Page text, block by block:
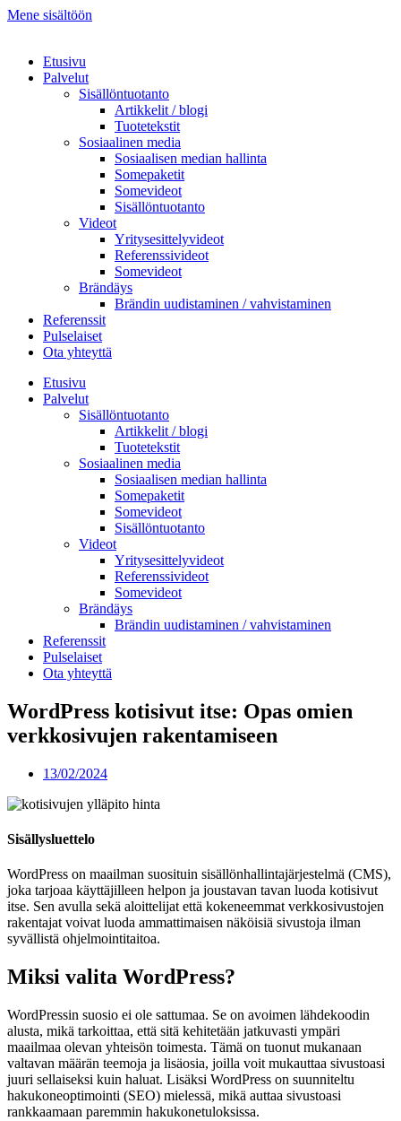
Mene sisältöön
Etusivu
Palvelut
Sisällöntuotanto
Artikkelit / blogi
Tuotetekstit
Sosiaalinen media
Sosiaalisen median hallinta
Somepaketit
Somevideot
Sisällöntuotanto
Videot
Yritysesittelyvideot
Referenssivideot
Somevideot
Brändäys
Brändin uudistaminen / vahvistaminen
Referenssit
Pulselaiset
Ota yhteyttä
Etusivu
Palvelut
Sisällöntuotanto
Artikkelit / blogi
Tuotetekstit
Sosiaalinen media
Sosiaalisen median hallinta
Somepaketit
Somevideot
Sisällöntuotanto
Videot
Yritysesittelyvideot
Referenssivideot
Somevideot
Brändäys
Brändin uudistaminen / vahvistaminen
Referenssit
Pulselaiset
Ota yhteyttä
WordPress kotisivut itse: Opas omien
verkkosivujen rakentamiseen
13/02/2024
Sisällysluettelo
WordPress on maailman suosituin sisällönhallintajärjestelmä (CMS),
joka tarjoaa käyttäjilleen helpon ja joustavan tavan luoda kotisivut
itse. Sen avulla sekä aloittelijat että kokeneemmat verkkosivustojen
rakentajat voivat luoda ammattimaisen näköisiä sivustoja ilman
syvällistä ohjelmointitaitoa.
Miksi valita WordPress?
WordPressin suosio ei ole sattumaa. Se on avoimen lähdekoodin
alusta, mikä tarkoittaa, että sitä kehitetään jatkuvasti ympäri
maailmaa olevan yhteisön toimesta. Tämä on tuonut mukanaan
valtavan määrän teemoja ja lisäosia, joilla voit mukauttaa sivustoasi
juuri sellaiseksi kuin haluat. Lisäksi WordPress on suunniteltu
hakukoneoptimointi (SEO) mielessä, mikä auttaa sivustoasi
rankkaamaan paremmin hakukonetuloksissa.